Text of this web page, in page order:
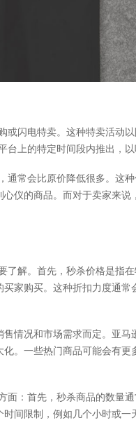
或闪电特卖。这种特卖活动
上的特定时间段内推出，以
通常会比原价降低很多。这
仪的商品。而对于卖家来
了解。首先，秒杀价格是指
家购买。这种折扣力度通常
情况和市场需求而定。亚马
。一些热门商品可能会有更
面：首先，秒杀商品的数量
间限制，例如几个小时或一